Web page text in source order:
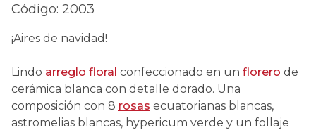
Código: 2003
¡Aires de navidad!
Lindo arreglo floral confeccionado en un florero de
cerámica blanca con detalle dorado. Una
composición con 8 rosas ecuatorianas blancas,
astromelias blancas, hypericum verde y un follaje